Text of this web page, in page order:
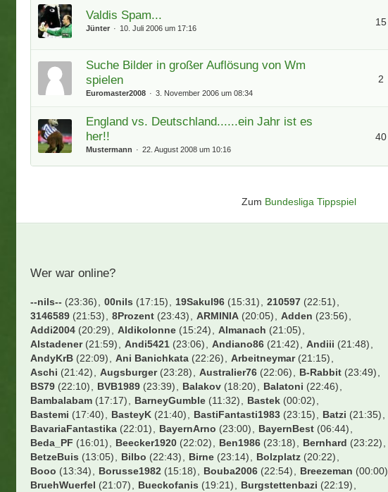
Valdis Spam...
Jünter 10. Juli 2006 um 17:16
15
Suche Bilder in großer Auflösung von Wm
spielen
Euromaster2008 3. November 2006 um 08:34
2
England vs. Deutschland......ein Jahr ist es
her!!
Mustermann 22. August 2008 um 10:16
40
Zum Bundesliga Tippspiel
Wer war online?
--nils-- (23:36) 00nils (17:15) 19Sakul96 (15:31) 210597 (22:51)
3146589 (21:53) 8Prozent (23:43) ARMINIA (20:05) Adden (23:56)
Addi2004 (20:29) Aldikolonne (15:24) Almanach (21:05)
Alstadener(21:59) Andi5421 (23:06) Andiano86 (21:42) Andiii (21:48)
AndyKrB (22:09) Ani Banichkata (22:26) Arbeitneymar(21:15)
Aschi (21:42) Augsburger(23:28) Australier76 (22:06) B-Rabbit (23:49)
BS79 (22:10) BVB1989 (23:39) Balakov (18:20) Balatoni (22:46)
Bambalabam (17:17) BarneyGumble (11:32) Bastek (00:02)
Bastemi (17:40) BasteyK (21:40) BastiFantasti1983 (23:15) Batzi (21:35)
BavariaFantastika (22:01) BayernArno (23:00) BayernBest (06:44)
Beda_PF (16:01) Beecker1920 (22:02) Ben1986 (23:18) Bernhard (23:22)
BetzeBuis (13:05) Bilbo (22:43) Birne (23:14) Bolzplatz (20:22)
Booo (13:34) Borusse1982 (15:18) Bouba2006 (22:54) Breezeman (00:00)
BruehWuerfel (21:07) Bueckofanis (19:21) Burgstettenbazi (22:19)